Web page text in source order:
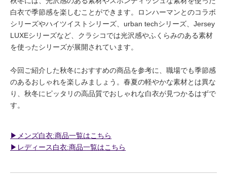
白衣で季節感を楽しむことができます。ロンハーマンとのコラボ
シリーズやハイツイストシリーズ、urban techシリーズ、Jersey
LUXEシリーズなど、クラシコでは光沢感やふくらみのある素材
を使ったシリーズが展開されています。
今回ご紹介した秋冬におすすめの商品を参考に、職場でも季節感
のあるおしゃれを楽しみましょう。春夏の軽やかな素材とは異な
り、秋冬にピッタリの高品質でおしゃれな白衣が見つかるはずで
す。
▶︎メンズ白衣:商品一覧はこちら
▶︎レディース白衣:商品一覧はこちら